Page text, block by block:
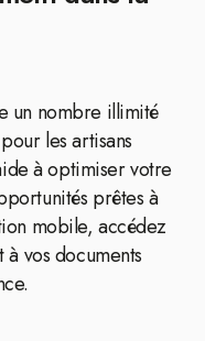
un nombre illimité
les artisans
à optimiser votre
prêtes à
mobile, accédez
vos documents